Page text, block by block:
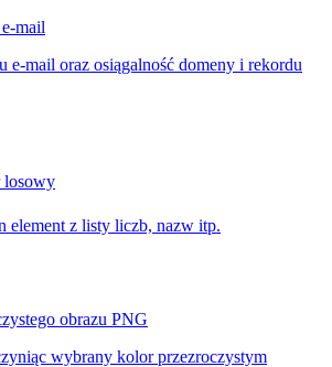
mail
e-mail oraz osiągalność domeny i rekordu
losowy
element z listy liczb, nazw itp.
obrazu PNG
wybrany kolor przezroczystym